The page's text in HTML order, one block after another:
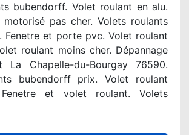
bubendorff. Volet roulant en alu.
pas cher. Volets roulants
Fenetre et porte pvc. Volet roulant
roulant moins cher. Dépannage
La Chapelle-du-Bourgay 76590.
bubendorff prix. Volet roulant
Fenetre et volet roulant. Volets